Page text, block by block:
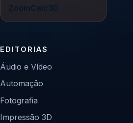
ZoomCalc3D
EDITORIAS
Áudio e Vídeo
Automação
Fotografia
Impressão 3D